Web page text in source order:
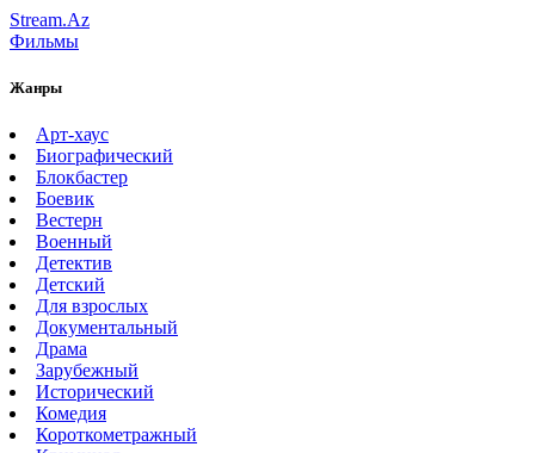
Stream.Az
Фильмы
Жанры
Арт-хаус
Биографический
Блокбастер
Боевик
Вестерн
Военный
Детектив
Детский
Для взрослых
Документальный
Драма
Зарубежный
Исторический
Комедия
Короткометражный